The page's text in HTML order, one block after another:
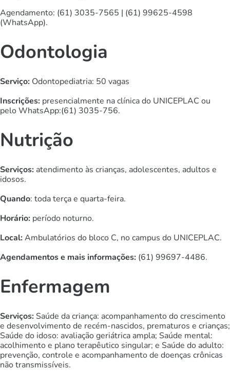
Agendamento: (61) 3035-7565 | (61) 99625-4598
(WhatsApp).
Odontologia
Serviço: Odontopediatria: 50 vagas
Inscrições: presencialmente na clínica do UNICEPLAC ou
pelo WhatsApp:(61) 3035-756.
Nutrição
Serviços: atendimento às crianças, adolescentes, adultos e
idosos.
Quando: toda terça e quarta-feira.
Horário: período noturno.
Local:Ambulatórios do bloco C, no campus do UNICEPLAC.
Agendamentos e mais informações: (61) 99697-4486.
Enfermagem
Serviços: Saúde da criança: acompanhamento do crescimento
e desenvolvimento de recém-nascidos, prematuros e crianças;
Saúde do idoso: avaliação geriátrica ampla; Saúde mental:
acolhimento e plano terapêutico singular; e Saúde do adulto:
prevenção, controle e acompanhamento de doenças crônicas
não transmissíveis.